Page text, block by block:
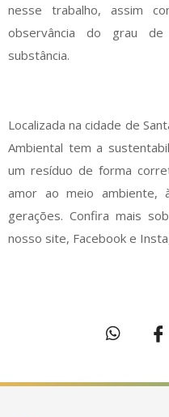
nesse trabalho, assim
observância do grau
substância.
Localizada na cidade de
Ambiental tem a
um resíduo de forma
amor ao meio ambiente,
gerações. Confira mais
nosso site, Facebook e